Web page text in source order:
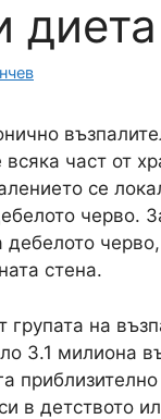
диета
част от
се
черво.
дебелото
стена.​
групата на
3.1 милиона
в детството